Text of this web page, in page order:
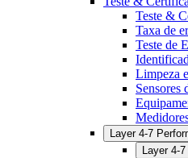
Teste &
Taxa de
Teste de
Limpeza
Sensores
Layer 4-7
Layer 4-